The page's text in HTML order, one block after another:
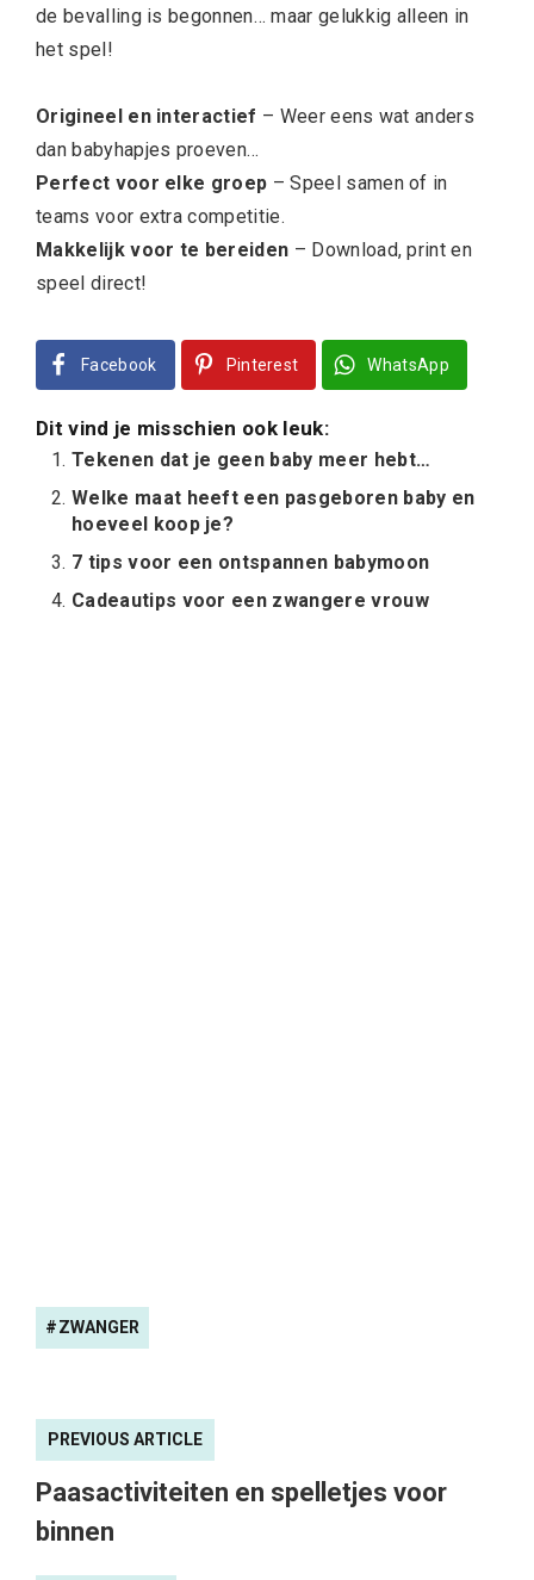
de bevalling is begonnen… maar gelukkig alleen in
het spel!
Origineel en interactief – Weer eens wat anders
dan babyhapjes proeven…
Perfect voor elke groep – Speel samen of in
teams voor extra competitie.
Makkelijk voor te bereiden – Download, print en
speel direct!
Facebook Pinterest WhatsApp
Dit vind je misschien ook leuk:
Tekenen dat je geen baby meer hebt…
Welke maat heeft een pasgeboren baby en
hoeveel koop je?
7 tips voor een ontspannen babymoon
Cadeautips voor een zwangere vrouw
ZWANGER
PREVIOUS ARTICLE
Paasactiviteiten en spelletjes voor
binnen